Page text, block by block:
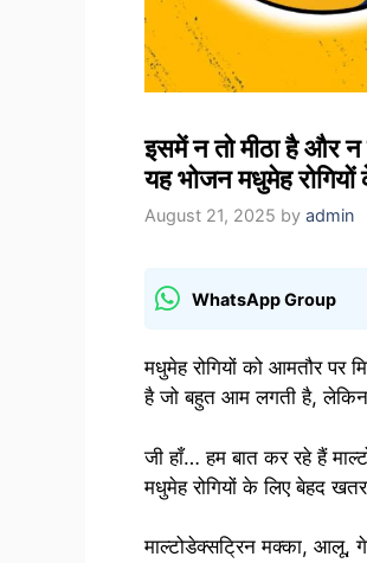
इसमें न तो मीठा है और
यह भोजन मधुमेह
August 21, 2025 by admin
WhatsApp Group
मधुमेह रोगियों को आमतौर पर
है जो बहुत आम लगती है, लेकिन
जी हाँ… हम बात कर रहे हैं
मधुमेह रोगियों के लिए बेहद
माल्टोडेक्सट्रिन मक्का, आलू,